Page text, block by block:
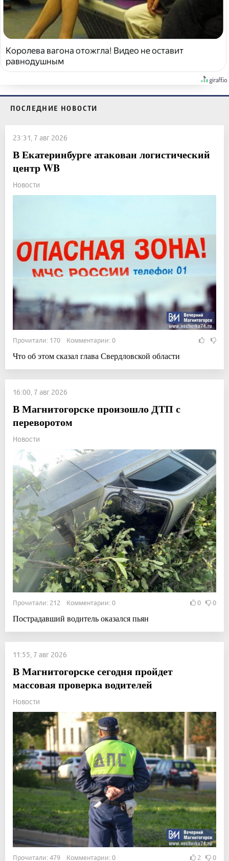
Королева вагона отожгла! Видео не оставит
равнодушным
ПОСЛЕДНИЕ НОВОСТИ
23:31, 7 авг 2026
В Екатеринбурге атакован логистический
центр WB
Новости
Прочитали: 170 Комментарии: 0
Что об этом сказал глава Свердловской области
16:00, 7 авг 2026
В Магнитогорске произошло ДТП с
переворотом
Новости
Прочитали: 212 Комментарии: 0 0 0
Пострадавший водитель оказался пьян
11:55, 7 авг 2026
В Магнитогорске сегодня пройдет
массовая проверка водителей
Новости
Прочитали: 479 Комментарии: 0 2 0